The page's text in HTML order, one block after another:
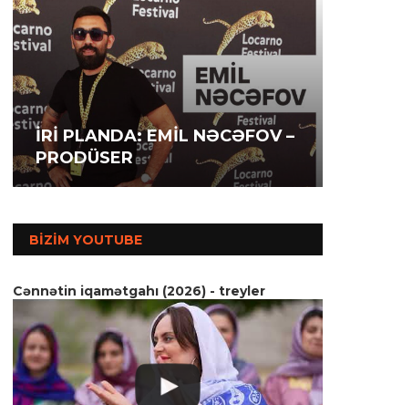
İRİ PLANDA: İLAHƏ
HƏSƏNOVA – AKTRİSA
BIZIM YOUTUBE
Cənnətin iqamətgahı (2026) - treyler